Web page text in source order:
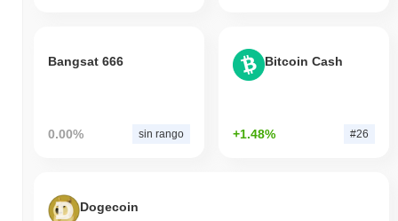
Bangsat 666
0.00% sin rango
Bitcoin Cash
+1.48% #26
Dogecoin